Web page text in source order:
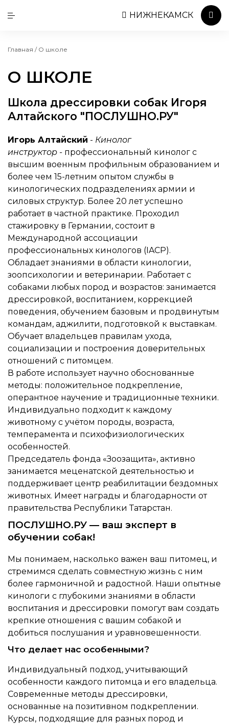
НИЖНЕКАМСК
Главная / О школе
О ШКОЛЕ
Школа дрессировки собак Игоря
Алтайского "ПОСЛУШНО.РУ"
Игорь Алтайский - Кинолог
инструктор - профессиональный кинолог с
высшим военным профильным образованием и
более чем 15-летним опытом службы в
кинологических подразделениях армии и
силовых структур. Более 20 лет успешно
работает в частной практике. Проходил
стажировку в Германии, состоит в
Международной ассоциации
профессиональных кинологов (IACP).
Обладает знаниями в области кинологии,
зоопсихологии и ветеринарии. Работает с
собаками любых пород и возрастов: занимается
дрессировкой, воспитанием, коррекцией
поведения, обучением базовым и продвинутым
командам, аджилити, подготовкой к выставкам.
Обучает владельцев правилам ухода,
социализации и построения доверительных
отношений с питомцем.
В работе использует научно обоснованные
методы: положительное подкрепление,
оперантное научение и традиционные техники.
Индивидуально подходит к каждому
животному с учётом породы, возраста,
темперамента и психофизиологических
особенностей.
Председатель фонда «Зоозащита», активно
занимается меценатской деятельностью и
поддерживает центр реабилитации бездомных
животных. Имеет награды и благодарности от
правительства Республики Татарстан.
ПОСЛУШНО.РУ — ваш эксперт в
обучении собак!
Мы понимаем, насколько важен ваш питомец, и
стремимся сделать совместную жизнь с ним
более гармоничной и радостной. Наши опытные
кинологи с глубокими знаниями в области
воспитания и дрессировки помогут вам создать
крепкие отношения с вашим собакой и
добиться послушания и уравновешенности.
Что делает нас особенными?
Индивидуальный подход, учитывающий
особенности каждого питомца и его владельца.
Современные методы дрессировки,
основанные на позитивном подкреплении.
Курсы, подходящие для разных пород и